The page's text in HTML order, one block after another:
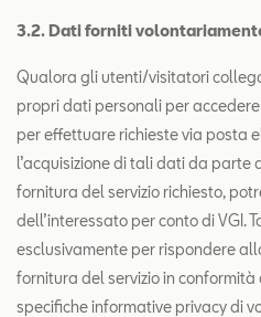
3.2. Dati forniti
Qualora gli utenti/visitatori
propri dati personali per
per effettuare richieste via posta
l’acquisizione di tali dati da parte
fornitura del servizio richiesto,
dell’interessato per conto di VGI.
esclusivamente per rispondere
fornitura del servizio in conformità
specifiche informative privacy di